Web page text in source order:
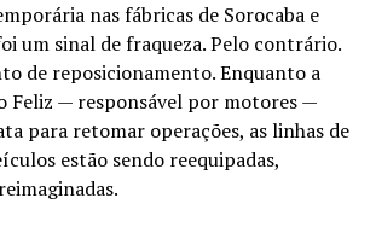
nas fábricas de Sorocaba e
um sinal de fraqueza. Pelo contrário.
de reposicionamento. Enquanto a
Feliz — responsável por motores —
para retomar operações, as linhas de
estão sendo reequipadas,